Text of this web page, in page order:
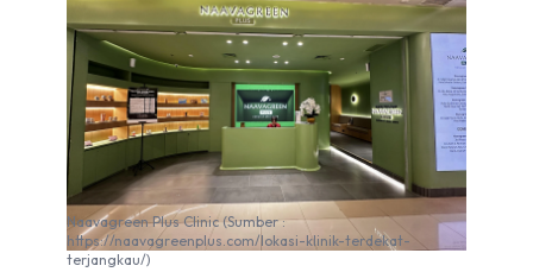
Naavagreen Plus Clinic (Sumber :
https://naavagreenplus.com/lokasi-klinik-terdekat-
terjangkau/)